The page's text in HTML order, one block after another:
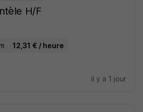
H/F
12,31 € / heure
il y a 1 jour